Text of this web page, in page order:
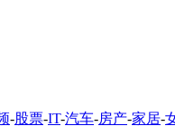
-股票-IT-汽车-房产-家居-